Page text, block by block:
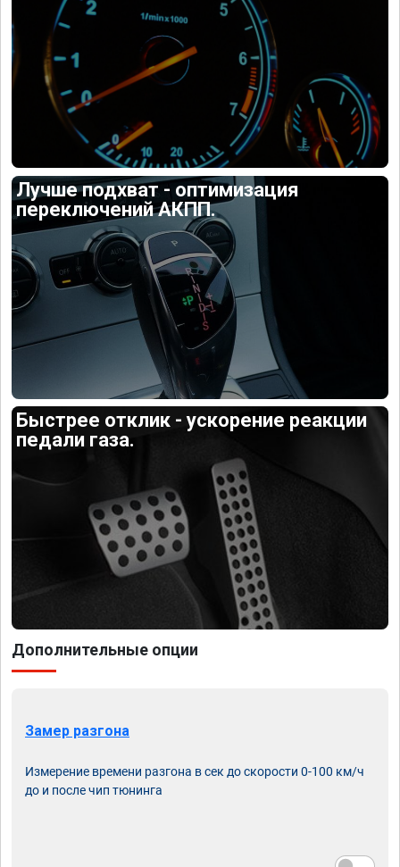
Лучше подхват - оптимизация
переключений АКПП.
Быстрее отклик - ускорение реакции
педали газа.
Дополнительные опции
Замер разгона
Измерение времени разгона в сек до скорости 0-100 км/ч
до и после чип тюнинга